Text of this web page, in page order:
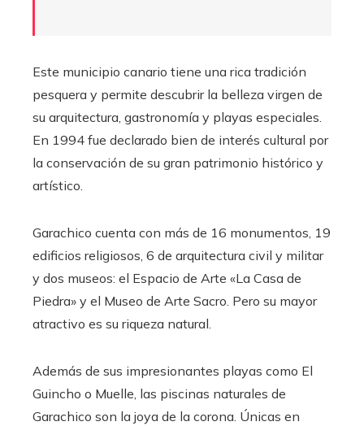
Este municipio canario tiene una rica tradición
pesquera y permite descubrir la belleza virgen de
su arquitectura, gastronomía y playas especiales.
En 1994 fue declarado bien de interés cultural por
la conservación de su gran patrimonio histórico y
artístico.
Garachico cuenta con más de 16 monumentos, 19
edificios religiosos, 6 de arquitectura civil y militar
y dos museos: el Espacio de Arte «La Casa de
Piedra» y el Museo de Arte Sacro. Pero su mayor
atractivo es su riqueza natural.
Además de sus impresionantes playas como El
Guincho o Muelle, las piscinas naturales de
Garachico son la joya de la corona. Únicas en